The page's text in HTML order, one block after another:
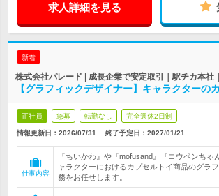
求人詳細を見る
新着
株式会社パレード | 成長企業で安定取引｜駅チカ本社
【グラフィックデザイナー】キャラクターの
正社員 急募 転勤なし 完全週休2日制
情報更新日：2026/07/31 終了予定日： 2027/01/21
仕事内容
『ちいかわ』や『mofusand』『コウペンちゃ
ャラクターにおけるカプセルトイ商品のグラ
務をお任せします。